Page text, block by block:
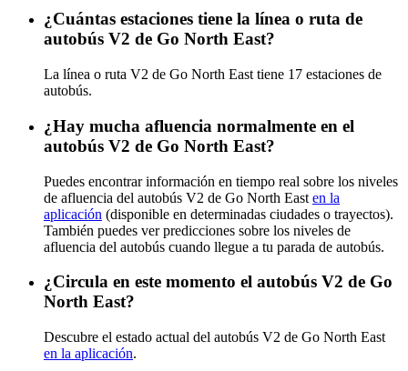
¿Cuántas estaciones tiene la línea o ruta de
autobús V2 de Go North East?
La línea o ruta V2 de Go North East tiene 17 estaciones de
autobús.
¿Hay mucha afluencia normalmente en el
autobús V2 de Go North East?
Puedes encontrar información en tiempo real sobre los niveles
de afluencia del autobús V2 de Go North East en la
aplicación (disponible en determinadas ciudades o trayectos).
También puedes ver predicciones sobre los niveles de
afluencia del autobús cuando llegue a tu parada de autobús.
¿Circula en este momento el autobús V2 de Go
North East?
Descubre el estado actual del autobús V2 de Go North East
en la aplicación.